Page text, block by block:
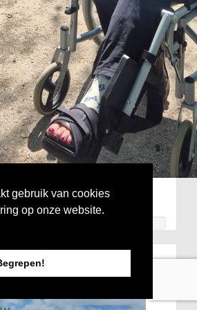
gebruik van cookies
op onze website.
Agterhof